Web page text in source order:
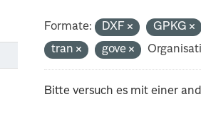
Formate: DXF GPKG
tran
gove
Bitte versuch es mit einer